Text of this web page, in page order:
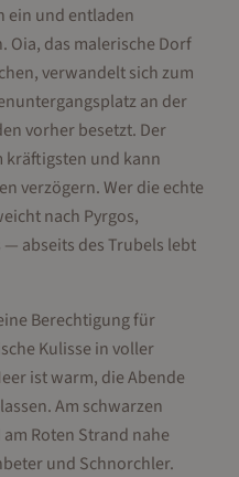
ein und entladen
Oia, das malerische Dorf
verwandelt sich zum
an der
vorher besetzt. Der
kräftigsten und kann
verzögern. Wer die echte
nach Pyrgos,
abseits des Trubels lebt
Berechtigung für
Kulisse in voller
ist warm, die Abende
Am schwarzen
Roten Strand nahe
und Schnorchler.